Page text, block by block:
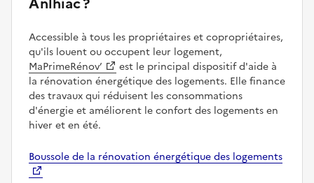
Accessible à tous les propriétaires et copropriétaires,
qu'ils louent ou occupent leur logement,
MaPrimeRénov’
est le principal dispositif d'aide à
la rénovation énergétique des logements. Elle finance
des travaux qui réduisent les consommations
d'énergie et améliorent le confort des logements en
hiver et en été.
Boussole de la rénovation énergétique des logements